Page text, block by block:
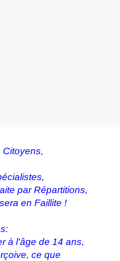
par Répartitions,
en Faillite !
à l'âge de 14 ans,
ce que